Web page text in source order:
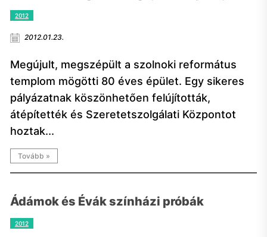
2012
2012.01.23.
Megújult, megszépült a szolnoki református
templom mögötti 80 éves épület. Egy sikeres
pályázatnak köszönhetően felújították,
átépítették és Szeretetszolgálati Központot
hoztak...
Tovább »
Ádámok és Évák színházi próbák
2012